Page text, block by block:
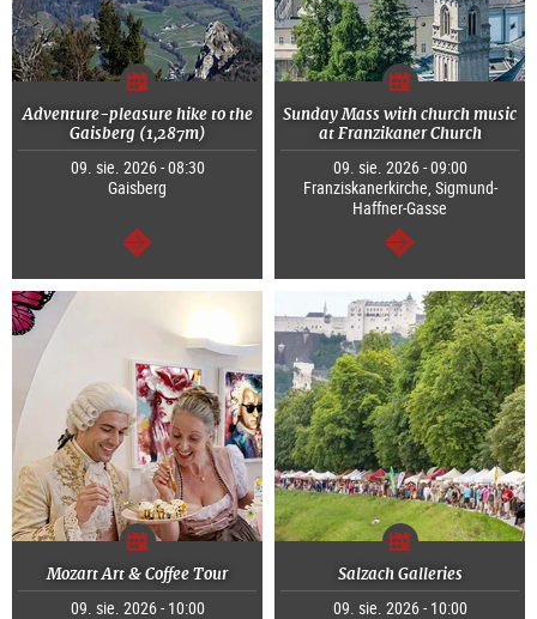
Adventure-pleasure hike to the
Gaisberg (1,287m)
09. sie. 2026 - 08:30
Gaisberg
dalej
Sunday Mass with church music
at Franzikaner Church
09. sie. 2026 - 09:00
Franziskanerkirche, Sigmund-
Haffner-Gasse
dalej
Mozart Art & Coffee Tour
09. sie. 2026 - 10:00
Salzach Galleries
09. sie. 2026 - 10:00